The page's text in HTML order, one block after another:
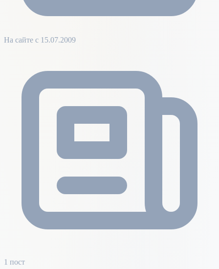
На сайте с 15.07.2009
1 пост